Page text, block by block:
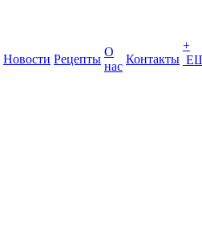
Новости Рецепты
О
нас
Контакты
+